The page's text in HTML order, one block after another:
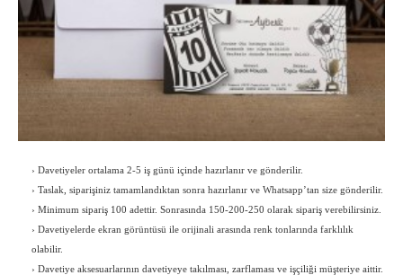
› Davetiyeler ortalama 2-5 iş günü içinde hazırlanır ve gönderilir.
› Taslak, siparişiniz tamamlandıktan sonra hazırlanır ve Whatsapp’tan size gönderilir.
› Minimum sipariş 100 adettir. Sonrasında 150-200-250 olarak sipariş verebilirsiniz.
› Davetiyelerde ekran görüntüsü ile orijinali arasında renk tonlarında farklılık
olabilir.
› Davetiye aksesuarlarının davetiyeye takılması, zarflaması ve işçiliği müşteriye aittir.